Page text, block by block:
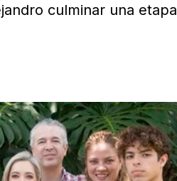
culminar una etapa